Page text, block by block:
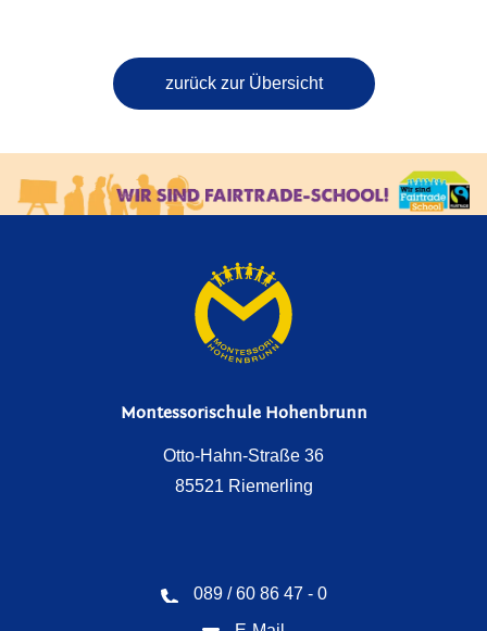
zurück zur Übersicht
Montessorischule Hohenbrunn
Otto-Hahn-Straße 36
85521 Riemerling
089 / 60 86 47 - 0